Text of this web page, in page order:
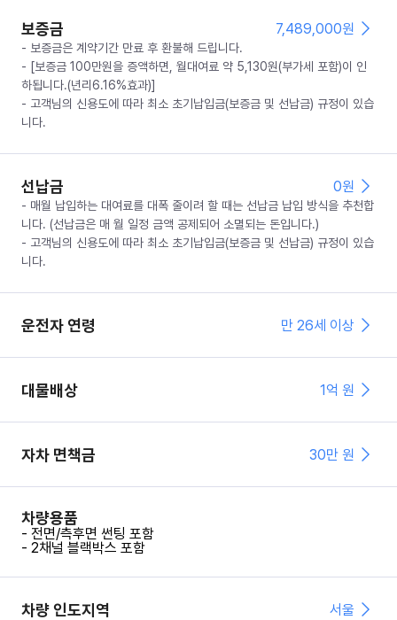
보증금 7,489,000원
- 보증금은 계약기간 만료 후 환불해 드립니다.
- [보증금 100만원을 증액하면, 월대여료 약 5,130원(부가세 포함)이 인
하됩니다.(년리6.16%효과)]
- 고객님의 신용도에 따라 최소 초기납입금(보증금 및 선납금) 규정이 있습
니다.
선납금 0원
- 매월 납입하는 대여료를 대폭 줄이려 할 때는 선납금 납입 방식을 추천합
니다. (선납금은 매 월 일정 금액 공제되어 소멸되는 돈입니다.)
- 고객님의 신용도에 따라 최소 초기납입금(보증금 및 선납금) 규정이 있습
니다.
운전자 연령 만 26세 이상
대물배상 1억 원
자차 면책금 30만 원
차량용품
- 전면/측후면 썬팅 포함
- 2채널 블랙박스 포함
차량 인도지역 서울